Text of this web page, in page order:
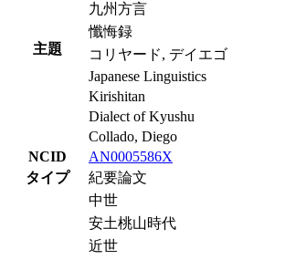
主題
九州方言
懺悔録
コリヤード, デイエゴ
Japanese Linguistics
Kirishitan
Dialect of Kyushu
Collado, Diego
NCID
AN0005586X
タイプ
紀要論文
中世
安土桃山時代
近世